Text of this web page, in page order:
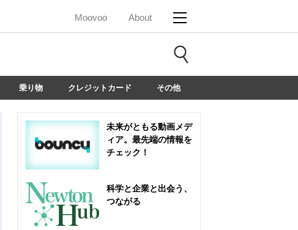
Moovoo About
乗り物 クレジットカード その他
未来がともる動画メデ
ィア。最先端の情報を
チェック！
科学と企業と出会う、
つながる